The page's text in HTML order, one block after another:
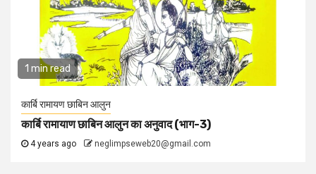
1 min read
कार्बि रामायण छाबिन आलुन
कार्बि रामायाण छाबिन आलुन का अनुवाद (भाग-3)
4 years ago neglimpseweb20@gmail.com